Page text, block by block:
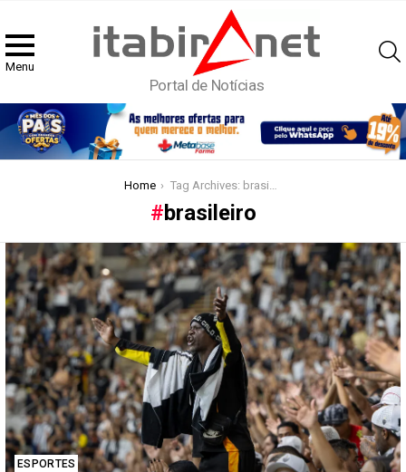
Menu
Portal de Notícias
Home Tag Archives: brasileiro
brasileiro
Latest
stories
ESPORTES